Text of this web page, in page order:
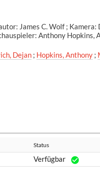
James C. Wolf ; Kamera:
Anthony Hopkins,
Dejan; Hopkins, Anthony;
Status
Verfügbar